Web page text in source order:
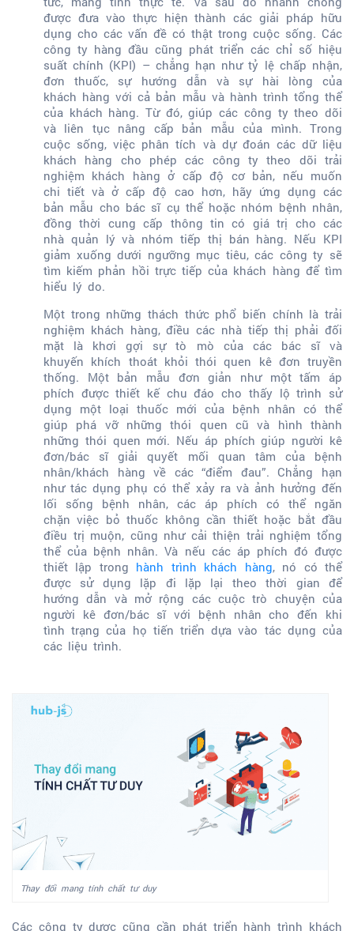
được đưa vào thực hiện thành các giải pháp hữu
dụng cho các vấn đề có thật trong cuộc sống. Các
công ty hàng đầu cũng phát triển các chỉ số hiệu
suất chính (KPI) – chẳng hạn như tỷ lệ chấp nhận,
đơn thuốc, sự hướng dẫn và sự hài lòng của
khách hàng với cả bản mẫu và hành trình tổng thể
của khách hàng. Từ đó, giúp các công ty theo dõi
và liên tục nâng cấp bản mẫu của mình. Trong
cuộc sống, việc phân tích và dự đoán các dữ liệu
khách hàng cho phép các công ty theo dõi trải
nghiệm khách hàng ở cấp độ cơ bản, nếu muốn
chi tiết và ở cấp độ cao hơn, hãy ứng dụng các
bản mẫu cho bác sĩ cụ thể hoặc nhóm bệnh nhân,
đồng thời cung cấp thông tin có giá trị cho các
nhà quản lý và nhóm tiếp thị bán hàng. Nếu KPI
giảm xuống dưới ngưỡng mục tiêu, các công ty sẽ
tìm kiếm phản hồi trực tiếp của khách hàng để tìm
hiểu lý do.
Một trong những thách thức phổ biến chính là trải
nghiệm khách hàng, điều các nhà tiếp thị phải đối
mặt là khơi gợi sự tò mò của các bác sĩ và
khuyến khích thoát khỏi thói quen kê đơn truyền
thống. Một bản mẫu đơn giản như một tấm áp
phích được thiết kế chu đáo cho thấy lộ trình sử
dụng một loại thuốc mới của bệnh nhân có thể
giúp phá vỡ những thói quen cũ và hình thành
những thói quen mới. Nếu áp phích giúp người kê
đơn/bác sĩ giải quyết mối quan tâm của bệnh
nhân/khách hàng về các “điểm đau”. Chẳng hạn
như tác dụng phụ có thể xảy ra và ảnh hưởng đến
lối sống bệnh nhân, các áp phích có thể ngăn
chặn việc bỏ thuốc không cần thiết hoặc bắt đầu
điều trị muộn, cũng như cải thiện trải nghiệm tổng
thể của bệnh nhân. Và nếu các áp phích đó được
thiết lập trong hành trình khách hàng, nó có thể
được sử dụng lặp đi lặp lại theo thời gian để
hướng dẫn và mở rộng các cuộc trò chuyện của
người kê đơn/bác sĩ với bệnh nhân cho đến khi
tình trạng của họ tiến triển dựa vào tác dụng của
các liệu trình.
Thay đổi mang tính chất tư duy
Các công ty dược cũng cần phát triển hành trình khách